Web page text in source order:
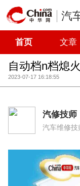
汽
首页 文章
自动档n档熄火
2023-07-17 16:18:55
汽修技师
汽车维修技